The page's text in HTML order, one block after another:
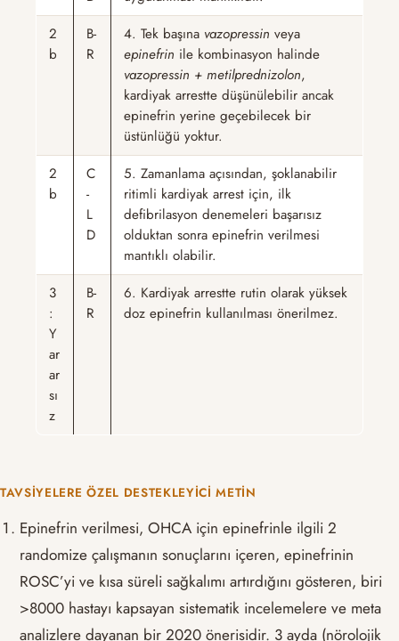
2
b
B-
R
4. Tek başına vazopressin veya
epinefrin ile kombinasyon halinde
vazopressin + metilprednizolon,
kardiyak arrestte düşünülebilir ancak
epinefrin yerine geçebilecek bir
üstünlüğü yoktur.
2
b
C
-
L
D
5. Zamanlama açısından, şoklanabilir
ritimli kardiyak arrest için, ilk
defibrilasyon denemeleri başarısız
olduktan sonra epinefrin verilmesi
mantıklı olabilir.
3
:
Y
ar
ar
sı
z
B-
R
6. Kardiyak arrestte rutin olarak yüksek
doz epinefrin kullanılması önerilmez.
TAVSIYELERE ÖZEL DESTEKLEYICI METIN
Epinefrin verilmesi, OHCA için epinefrinle ilgili 2
randomize çalışmanın sonuçlarını içeren, epinefrinin
ROSC’yi ve kısa süreli sağkalımı artırdığını gösteren, biri
>8000 hastayı kapsayan sistematik incelemelere ve meta
analizlere dayanan bir 2020 önerisidir. 3 ayda (nörolojik